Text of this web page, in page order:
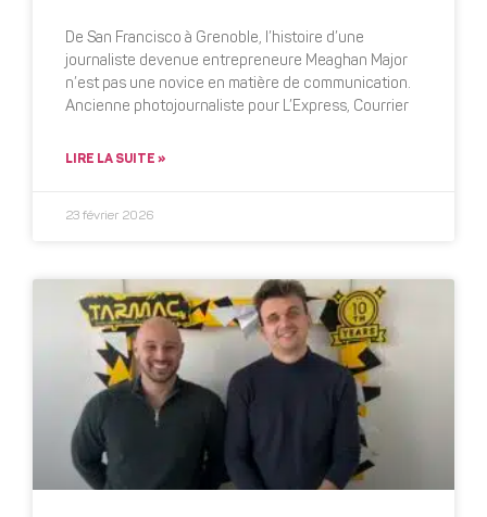
De San Francisco à Grenoble, l’histoire d’une
journaliste devenue entrepreneure Meaghan Major
n’est pas une novice en matière de communication.
Ancienne photojournaliste pour L’Express, Courrier
LIRE LA SUITE »
23 février 2026